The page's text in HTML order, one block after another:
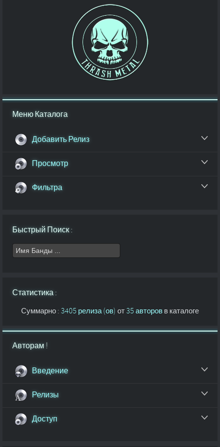
Меню Каталога
Добавить Релиз
Просмотр
Фильтра
Быстрый Поиск :
Статистика :
Суммарно : 3405 релиза (ов) от35 авторов в каталоге
Авторам !
Введение
Релизы
Доступ